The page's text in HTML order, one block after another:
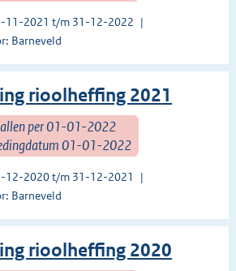
11-2021 t/m 31-12-2022
Barneveld
rioolheffing 2021
per 01-01-2022
01-01-2022
12-2020 t/m 31-12-2021
Barneveld
rioolheffing 2020